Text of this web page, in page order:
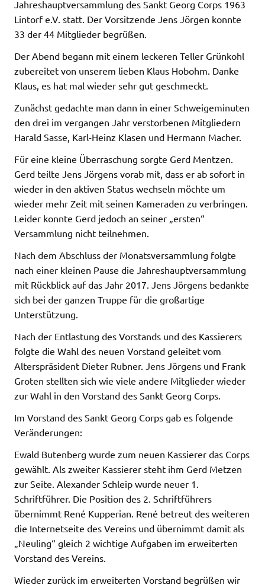
Jahreshauptversammlung des Sankt Georg Corps 1963
Lintorf e.V. statt. Der Vorsitzende Jens Jörgen konnte
33 der 44 Mitglieder begrüßen.
Der Abend begann mit einem leckeren Teller Grünkohl
zubereitet von unserem lieben Klaus Hobohm. Danke
Klaus, es hat mal wieder sehr gut geschmeckt.
Zunächst gedachte man dann in einer Schweigeminuten
den drei im vergangen Jahr verstorbenen Mitgliedern
Harald Sasse, Karl-Heinz Klasen und Hermann Macher.
Für eine kleine Überraschung sorgte Gerd Mentzen.
Gerd teilte Jens Jörgens vorab mit, dass er ab sofort in
wieder in den aktiven Status wechseln möchte um
wieder mehr Zeit mit seinen Kameraden zu verbringen.
Leider konnte Gerd jedoch an seiner „ersten“
Versammlung nicht teilnehmen.
Nach dem Abschluss der Monatsversammlung folgte
nach einer kleinen Pause die Jahreshauptversammlung
mit Rückblick auf das Jahr 2017. Jens Jörgens bedankte
sich bei der ganzen Truppe für die großartige
Unterstützung.
Nach der Entlastung des Vorstands und des Kassierers
folgte die Wahl des neuen Vorstand geleitet vom
Alterspräsident Dieter Rubner. Jens Jörgens und Frank
Groten stellten sich wie viele andere Mitglieder wieder
zur Wahl in den Vorstand des Sankt Georg Corps.
Im Vorstand des Sankt Georg Corps gab es folgende
Veränderungen:
Ewald Butenberg wurde zum neuen Kassierer das Corps
gewählt. Als zweiter Kassierer steht ihm Gerd Metzen
zur Seite. Alexander Schleip wurde neuer 1.
Schriftführer. Die Position des 2. Schriftführers
übernimmt René Kupperian. René betreut des weiteren
die Internetseite des Vereins und übernimmt damit als
„Neuling“ gleich 2 wichtige Aufgaben im erweiterten
Vorstand des Vereins.
Wieder zurück im erweiterten Vorstand begrüßen wir